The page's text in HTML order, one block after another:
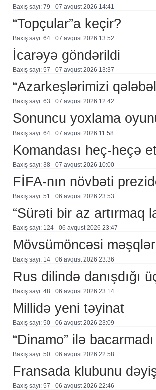
Baxış sayı: 79 07 avqust 2026 14:41
“Topçular”a keçir?
Baxış sayı: 64 07 avqust 2026 13:52
İcarəyə göndərildi
Baxış sayı: 57 07 avqust 2026 13:37
“Azarkeşlərimizi
Baxış sayı: 63 07 avqust 2026 12:42
Sonuncu yoxlama
Baxış sayı: 64 07 avqust 2026 11:58
Komandası heç-heçə
Baxış sayı: 38 07 avqust 2026 10:00
FİFA-nın növbəti
Baxış sayı: 51 06 avqust 2026 23:53
“Sürəti bir az artırmaq
Baxış sayı: 124 06 avqust 2026 23:47
Mövsümöncəsi
Baxış sayı: 14 06 avqust 2026 23:36
Rus dilində danışdığı
Baxış sayı: 48 06 avqust 2026 23:14
Millidə yeni təyinat
Baxış sayı: 50 06 avqust 2026 23:09
“Dinamo” ilə bacarmadı
Baxış sayı: 50 06 avqust 2026 22:58
Fransada klubunu
Baxış sayı: 57 06 avqust 2026 22:46